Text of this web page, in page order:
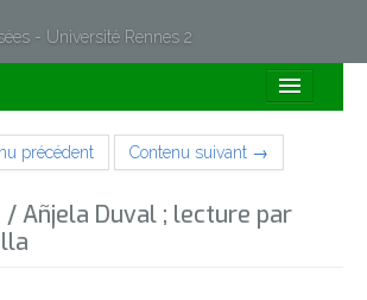
précédent Contenu suivant →
/ Añjela Duval ; lecture par